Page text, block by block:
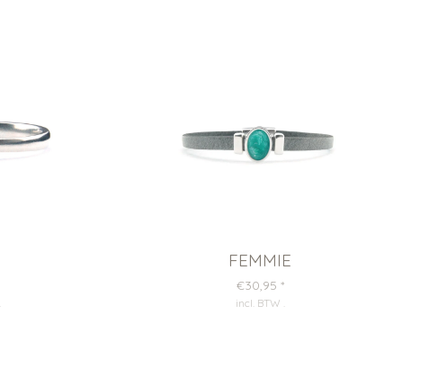
FEMMIE
€30,95 *
incl. BTW